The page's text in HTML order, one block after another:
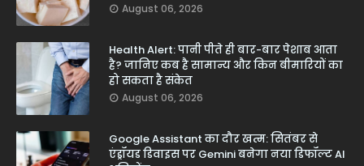
August 06, 2026
Health Alert: पानी पीते ही बार-बार पेशाब आता
है? जानिए कब है सामान्य और किन बीमारियों का
हो सकता है संकेत
August 06, 2026
Google Assistant का दौर खत्म: सितंबर से
एंड्रॉयड डिवाइस पर Gemini बनेगा नया डिफॉल्ट AI